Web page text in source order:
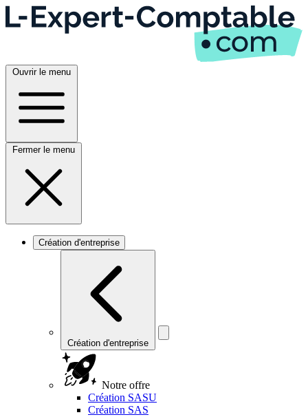
Ouvrir le menu
Fermer le menu
Création d'entreprise
Création d'entreprise
Notre offre
Création SASU
Création SAS